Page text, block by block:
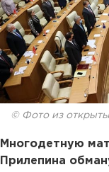
© Фото из
Многодетную
Прилепина